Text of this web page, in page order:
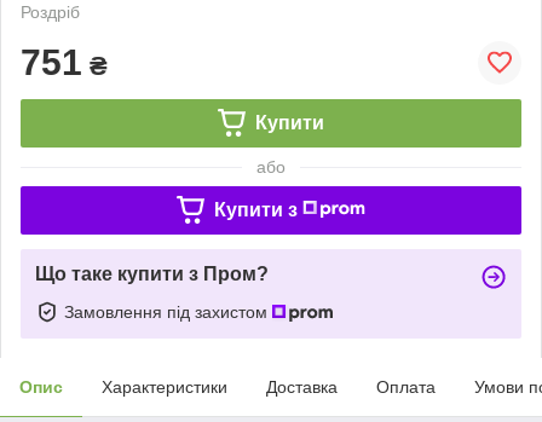
Роздріб
751 ₴
Купити
або
Купити з
Що таке купити з Пром?
Замовлення під захистом
Опис Характеристики Доставка Оплата Умови